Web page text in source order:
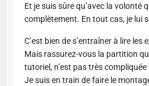
Et je suis sûre qu’avec la volonté
complètement. En tout cas, je lui
C’est bien de s’entraîner à lire les
Mais rassurez-vous la partition
tutoriel, n’est pas très compliquée
Je suis en train de faire le